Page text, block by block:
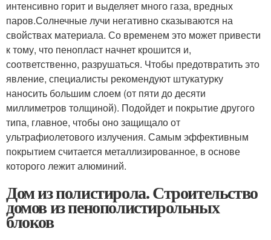
интенсивно горит и выделяет много газа, вредных
паров.Солнечные лучи негативно сказываются на
свойствах материала. Со временем это может привести
к тому, что пенопласт начнет крошится и,
соответственно, разрушаться. Чтобы предотвратить это
явление, специалисты рекомендуют штукатурку
наносить большим слоем (от пяти до десяти
миллиметров толщиной). Подойдет и покрытие другого
типа, главное, чтобы оно защищало от
ультрафиолетового излучения. Самым эффективным
покрытием считается металлизированное, в основе
которого лежит алюминий.
Дом из полистирола. Строительство
домов из пенополистирольных
блоков